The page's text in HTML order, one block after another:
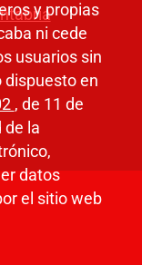
y propias
ni cede
usuarios sin
dispuesto en
, de 11 de
de la
datos
el sitio web